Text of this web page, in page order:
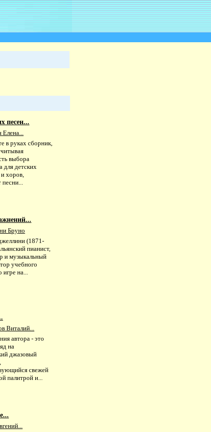
песен...
Елена...
в руках сборник,
выбора
для детских
хоров,
песни...
Бруно
(1871-
пианист,
и музыкальный
учебного
игре на...
Виталий...
автора - это
на
джазовый
свежей
палитрой и...